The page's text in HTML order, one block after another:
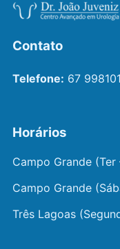
Contato
Telefone: 67
Horários
Campo Grande (Ter
Campo Grande
Três Lagoas